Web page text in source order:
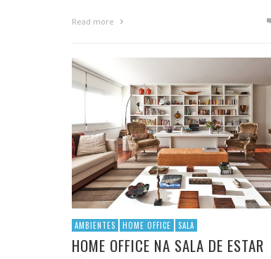
Read more
AMBIENTES HOME OFFICE SALA
HOME OFFICE NA SALA DE ESTAR